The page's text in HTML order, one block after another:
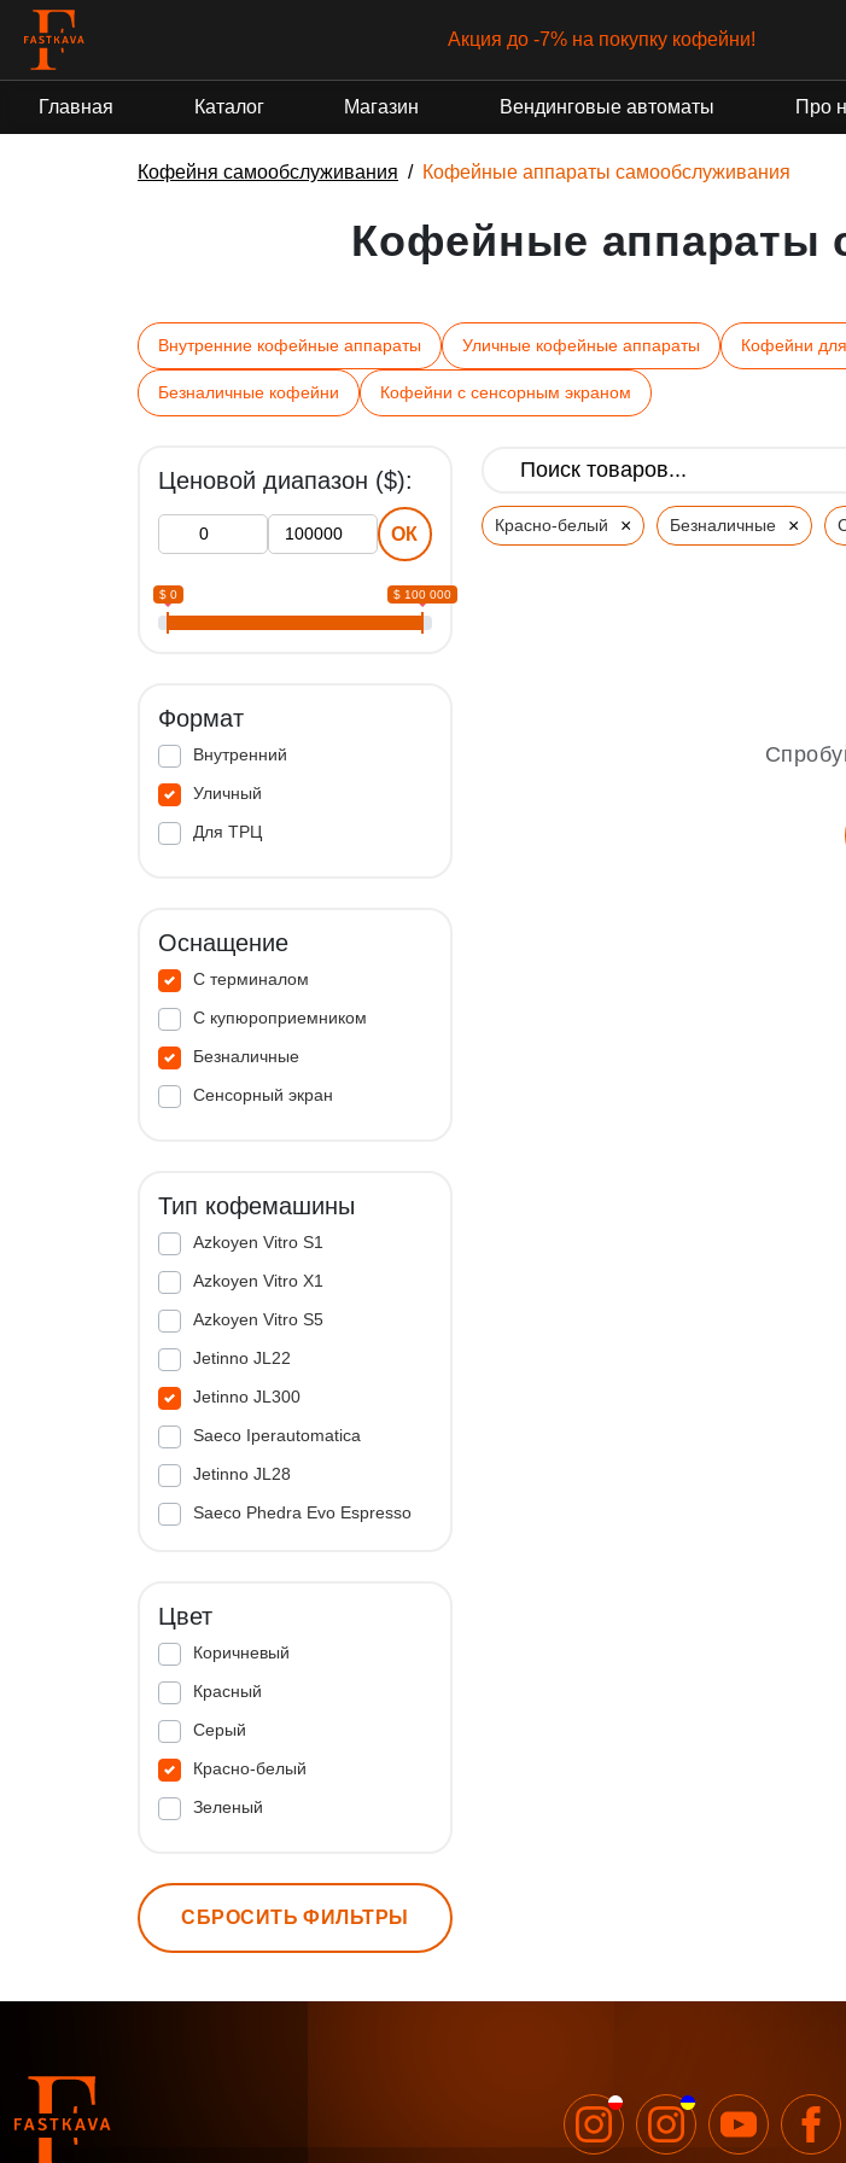
Акция до -7% на покупку кофейни!
Главная Каталог Магазин Вендинговые автоматы Про
Кофейня самообслуживания Кофейные аппараты самообслуживания
Кофейные аппараты
Внутренние кофейные аппараты Уличные кофейные аппараты Кофейни
Безналичные кофейни Кофейни с сенсорным экраном
Ценовой диапазон ($):
ОК
$ 0 $ 100 000
Формат
Внутренний
Уличный
Для ТРЦ
Оснащение
С терминалом
С купюроприемником
Безналичные
Сенсорный экран
Тип кофемашины
Azkoyen Vitro S1
Azkoyen Vitro X1
Azkoyen Vitro S5
Jetinno JL22
Jetinno JL300
Saeco Iperautomatica
Jetinno JL28
Saeco Phedra Evo Espresso
Цвет
Коричневый
Красный
Серый
Красно-белый
Зеленый
СБРОСИТЬ ФИЛЬТРЫ
Красно-белый × Безналичные ×